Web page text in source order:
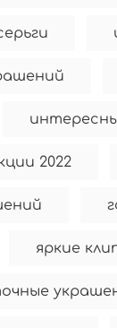
2022
яркие